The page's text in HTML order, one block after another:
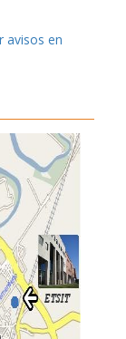
avisos en